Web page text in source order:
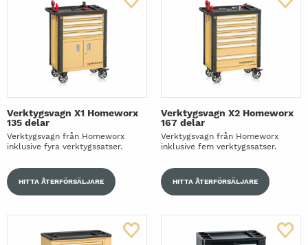
Verktygsvagn X1 Homeworx
135 delar
Verktygsvagn från Homeworx
inklusive fyra verktygssatser.
HITTA ÅTERFÖRSÄLJARE
Verktygsvagn X2 Homeworx
167 delar
Verktygsvagn från Homeworx
inklusive fem verktygssatser.
HITTA ÅTERFÖRSÄLJARE